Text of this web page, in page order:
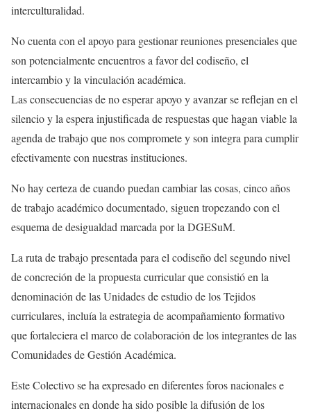
interculturalidad.
No cuenta con el apoyo para gestionar reuniones presenciales que
son potencialmente encuentros a favor del codiseño, el
intercambio y la vinculación académica.
Las consecuencias de no esperar apoyo y avanzar se reflejan en el
silencio y la espera injustificada de respuestas que hagan viable la
agenda de trabajo que nos compromete y son integra para cumplir
efectivamente con nuestras instituciones.
No hay certeza de cuando puedan cambiar las cosas, cinco años
de trabajo académico documentado, siguen tropezando con el
esquema de desigualdad marcada por la DGESuM.
La ruta de trabajo presentada para el codiseño del segundo nivel
de concreción de la propuesta curricular que consistió en la
denominación de las Unidades de estudio de los Tejidos
curriculares, incluía la estrategia de acompañamiento formativo
que fortaleciera el marco de colaboración de los integrantes de las
Comunidades de Gestión Académica.
Este Colectivo se ha expresado en diferentes foros nacionales e
internacionales en donde ha sido posible la difusión de los